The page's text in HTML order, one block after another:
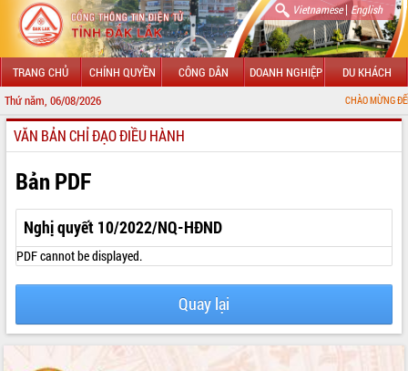
Vietnamese| English
TRANG CHỦ CHÍNH QUYỀN CÔNG DÂN DOANH NGHIỆP DU KHÁCH
Thứ năm, 06/08/2026 CHÀO MỪNG ĐẾN VỚI
GIỚI THIỆU
LÃNH ĐẠO UBND TỈNH
TIN TỨC SỰ KIỆN
SỞ, BAN, NGÀNH
UBND CÁC XÃ, PHƯỜNG
THÔNG TIN CHỈ ĐẠO ĐIỀU HÀNH
VĂN BẢN CHỈ ĐẠO ĐIỀU HÀNH
Bản PDF
Nghị quyết 10/2022/NQ-HĐND
PDF cannot be displayed.
Quay lại